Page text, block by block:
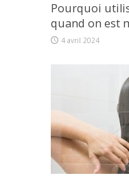
Pourquoi
quand on est
4 avril 2024